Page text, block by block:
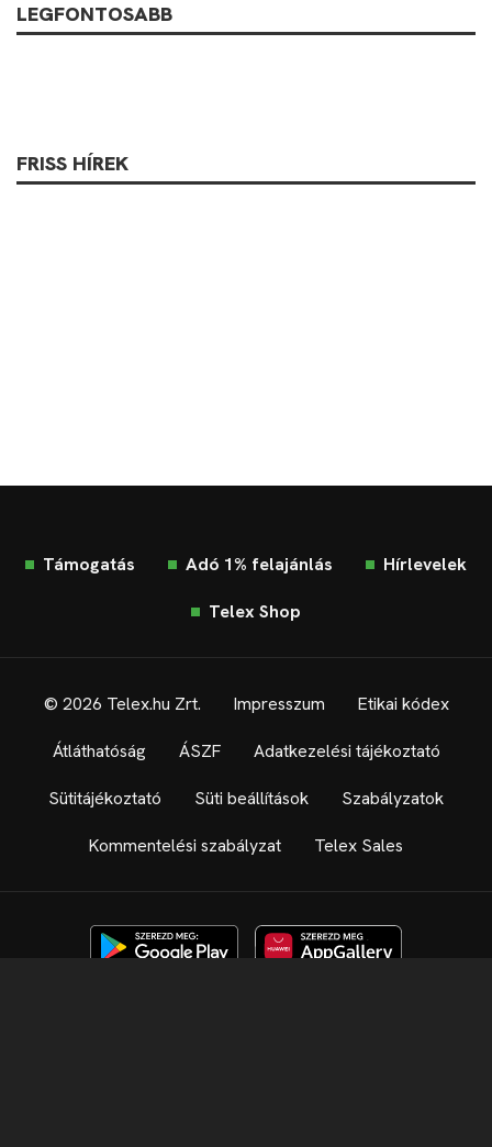
LEGFONTOSABB
FRISS HÍREK
Támogatás Adó 1% felajánlás Hírlevelek
Telex Shop
© 2026 Telex.hu Zrt. Impresszum Etikai kódex
Átláthatóság ÁSZF Adatkezelési tájékoztató
Sütitájékoztató Süti beállítások Szabályzatok
Kommentelési szabályzat Telex Sales